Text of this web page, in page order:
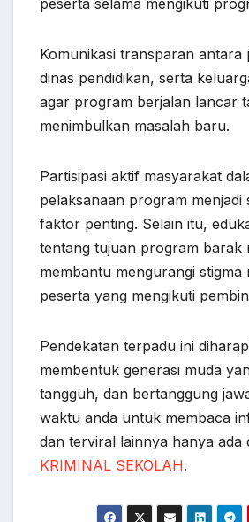
Komunikasi transparan antara
dinas pendidikan, serta
agar program berjalan lancar
menimbulkan masalah baru.
Partisipasi aktif masyarakat
pelaksanaan program menjadi
faktor penting. Selain itu,
tentang tujuan program barak
membantu mengurangi stigma
peserta yang mengikuti
Pendekatan terpadu ini
membentuk generasi muda
tangguh, dan bertanggung
waktu anda untuk membaca
dan terviral lainnya hanya ada
KRIMINAL SEKOLAH.